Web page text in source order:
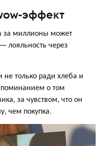
эффект
за миллионы может
лояльность через
не только ради хлеба и
о том
за чувством, что он
чем покупка.